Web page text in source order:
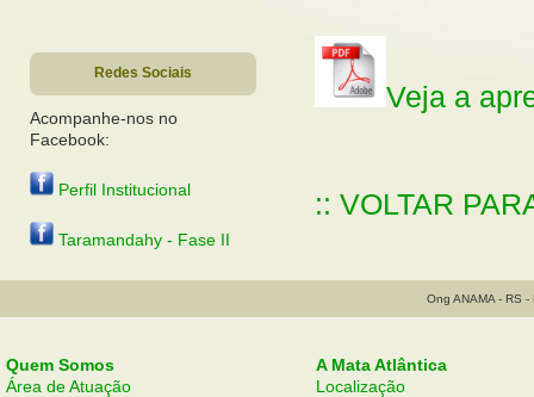
Redes Sociais
Acompanhe-nos no
Facebook:
Perfil Institucional
Taramandahy - Fase II
Veja a
:: VOLTAR
Ong ANAMA - RS
Quem Somos
Área de Atuação
A Mata Atlântica
Localização